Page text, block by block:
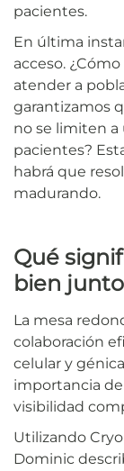
pacientes.
En última
acceso.
atender a
garantizamos
no se limiten
pacientes?
habrá que
madurando.
Qué
bien
La mesa
colaboración
celular y
importancia
visibilidad
Utilizando
Dominic